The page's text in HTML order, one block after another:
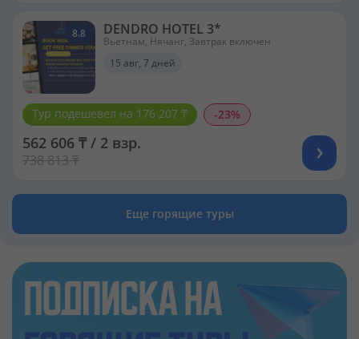
8.8 DENDRO HOTEL 3*
Вьетнам, Нячанг, Завтрак включен
15 авг, 7 дней
Тур подешевел на 176 207 ₸ -23%
562 606 ₸ / 2 взр.
738 813 ₸
Еще горящие туры